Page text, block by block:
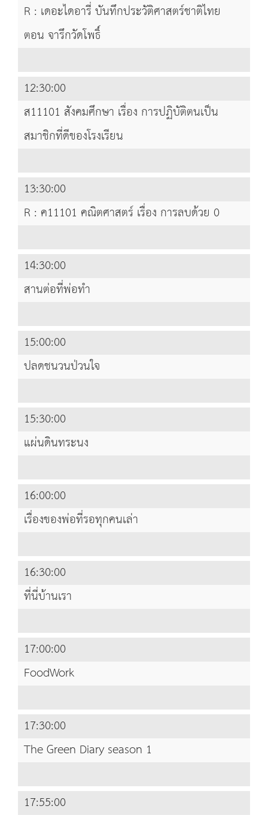
R : เดอะไดอารี่ บันทึกประวัติศาสตร์ชาติไทย
ตอน จารึกวัดโพธิ์
12:30:00
ส11101 สังคมศึกษา เรื่อง การปฏิบัติตนเป็น
สมาชิกที่ดีของโรงเรียน
13:30:00
R : ค11101 คณิตศาสตร์ เรื่อง การลบด้วย 0
14:30:00
สานต่อที่พ่อทำ
15:00:00
ปลดชนวนป่วนใจ
15:30:00
แผ่นดินทระนง
16:00:00
เรื่องของพ่อที่รอทุกคนเล่า
16:30:00
ที่นี่บ้านเรา
17:00:00
FoodWork
17:30:00
The Green Diary season 1
17:55:00